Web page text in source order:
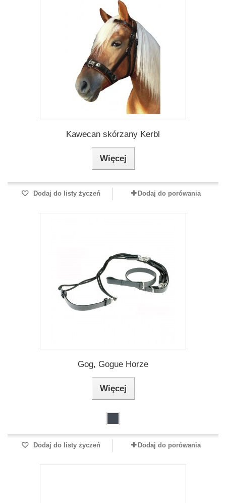
Kawecan skórzany Kerbl
Więcej
Dodaj do listy życzeń Dodaj do porówania
Gog, Gogue Horze
Więcej
Dodaj do listy życzeń Dodaj do porówania